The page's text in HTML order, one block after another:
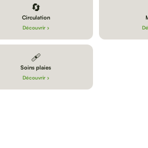
🔄
Circulation
Découvrir ›
🩹
Soins plaies
Découvrir ›